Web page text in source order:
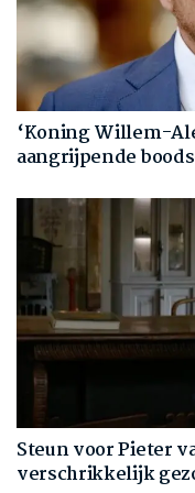
‘Koning Willem-
aangrijpende
Steun voor Pieter
verschrikkelijk